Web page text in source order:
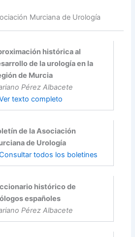
Murciana de Urología
histórica al
de la urología en la
de Murcia
Pérez Albacete
texto completo
de la Asociación
de Urología
todos los boletines
histórico de
españoles
Pérez Albacete